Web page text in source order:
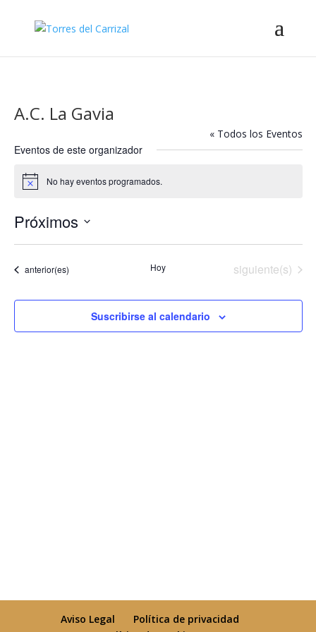
A.C. La Gavia
« Todos los Eventos
Eventos de este organizador
Aviso No hay eventos programados.
Próximos
fecha.
Eventos
anterior(es) Hoy Eventos
siguiente(s)
Suscribirse al calendario
Aviso Legal
Política de privacidad